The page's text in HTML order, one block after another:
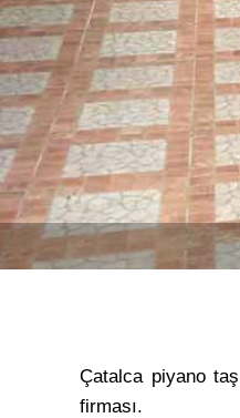
Çatalca piyano
firması.